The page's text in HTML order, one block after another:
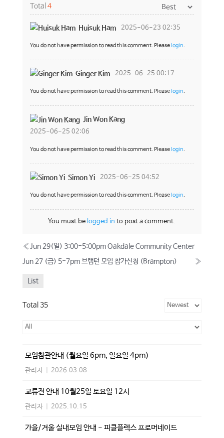
Total 4
Huisuk Ham 2025-06-23 02:35
You do not have permission to read this comment. Please login.
Ginger Kim 2025-06-25 00:17
You do not have permission to read this comment. Please login.
Jin Won Kang
2025-06-25 02:06
You do not have permission to read this comment. Please login.
Simon Yi 2025-06-25 04:52
You do not have permission to read this comment. Please login.
You must be logged in to post a comment.
« Jun 29(일) 3:00-5:00pm Oakdale Community Center
Jun 27 (금) 5-7pm 브램턴 모임 참가신청 (Brampton)
»
List
Total 35
모임참관안내 (월요일 6pm, 일요일 4pm)
관리자 2026.03.08
교류전 안내 10월25일 토요일 12시
관리자 2025.10.15
가을/겨울 실내모임 안내 - 피클플렉스 프로머네이드